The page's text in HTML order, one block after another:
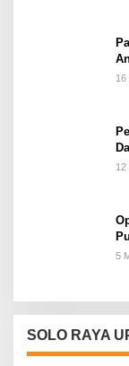
16
12
5
SOLO RAYA